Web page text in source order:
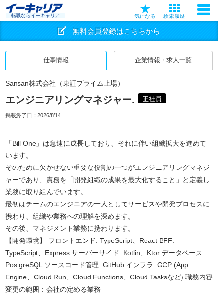
転職ならイーキャリア 気になる 検索履歴
無料会員登録はこちらから
仕事情報 企業情報・求人一覧
Sansan株式会社（東証プライム上場）
エンジニアリングマネジャー. 正社員
掲載終了日： 2026/8/14
「Bill One」は急速に成長しており、それに伴い組織拡大を進めて
います。
そのために欠かせない重要な役割の一つがエンジニアリングマネジ
ャーであり、責務を「開発組織の成果を最大化すること」と定義し
業務に取り組んでいます。
最初はチームのエンジニアの一人としてサービスや開発プロセスに
携わり、組織や業務への理解を深めます。
その後、マネジメント業務に携わります。
【開発環境】 フロントエンド: TypeScript、React BFF:
TypeScript、Express サーバーサイド: Kotlin、Ktor データベース:
PostgreSQL ソースコード管理: GitHub インフラ: GCP (App
Engine、Cloud Run、Cloud Functions、Cloud Tasksなど) 職務内容
変更の範囲：会社の定める業務